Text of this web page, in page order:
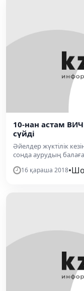
10-нан астам
сүйді
Әйелдер жүктілік
сонда аурудың балаға
16 қараша 2018•